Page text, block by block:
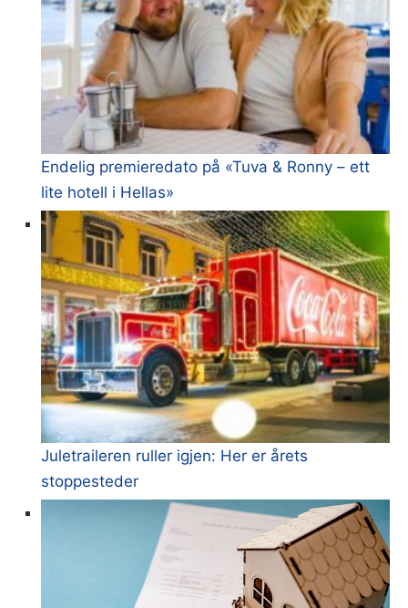
Endelig premieredato på «Tuva & Ronny – ett
lite hotell i Hellas»
Juletraileren ruller igjen: Her er årets
stoppesteder